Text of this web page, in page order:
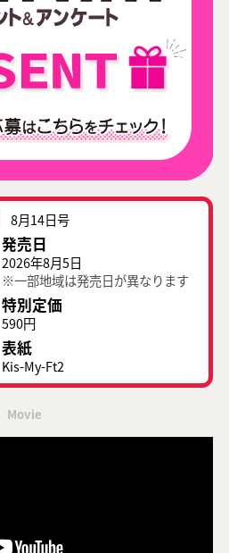
8月14日号
発売日
2026年8月5日
※一部地域は発売日が異なります
特別定価
590円
表紙
Kis-My-Ft2
Movie